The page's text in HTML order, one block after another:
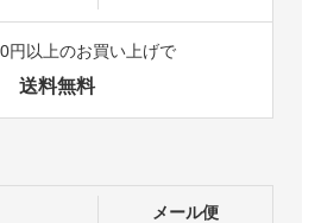
円以上のお買い上げで
送料無料
メール便